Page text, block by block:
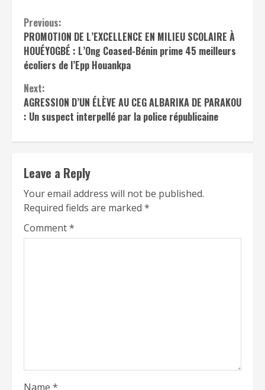
Continue
Reading
Previous:
PROMOTION DE L’EXCELLENCE EN MILIEU SCOLAIRE À
HOUÉYOGBÉ : L’Ong Coased-Bénin prime 45 meilleurs
écoliers de l’Epp Houankpa
Next:
AGRESSION D’UN ÉLÈVE AU CEG ALBARIKA DE PARAKOU
: Un suspect interpellé par la police républicaine
Leave a Reply
Your email address will not be published.
Required fields are marked *
Comment*
Name *